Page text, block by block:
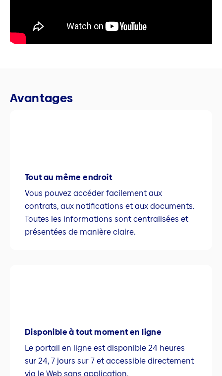
Avantages
Tout au même endroit
Vous pouvez accéder facilement aux
contrats, aux notifications et aux documents.
Toutes les informations sont centralisées et
présentées de manière claire.
Disponible à tout moment en ligne
Le portail en ligne est disponible 24 heures
sur 24, 7 jours sur 7 et accessible directement
via le Web sans application.